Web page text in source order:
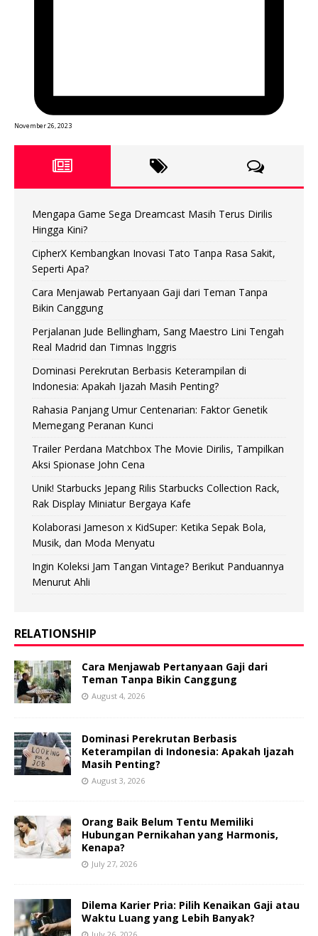
November 26, 2023
Mengapa Game Sega Dreamcast Masih Terus Dirilis
Hingga Kini?
CipherX Kembangkan Inovasi Tato Tanpa Rasa Sakit,
Seperti Apa?
Cara Menjawab Pertanyaan Gaji dari Teman Tanpa
Bikin Canggung
Perjalanan Jude Bellingham, Sang Maestro Lini Tengah
Real Madrid dan Timnas Inggris
Dominasi Perekrutan Berbasis Keterampilan di
Indonesia: Apakah Ijazah Masih Penting?
Rahasia Panjang Umur Centenarian: Faktor Genetik
Memegang Peranan Kunci
Trailer Perdana Matchbox The Movie Dirilis, Tampilkan
Aksi Spionase John Cena
Unik! Starbucks Jepang Rilis Starbucks Collection Rack,
Rak Display Miniatur Bergaya Kafe
Kolaborasi Jameson x KidSuper: Ketika Sepak Bola,
Musik, dan Moda Menyatu
Ingin Koleksi Jam Tangan Vintage? Berikut Panduannya
Menurut Ahli
RELATIONSHIP
Cara Menjawab Pertanyaan Gaji dari
Teman Tanpa Bikin Canggung
August 4, 2026
Dominasi Perekrutan Berbasis
Keterampilan di Indonesia: Apakah Ijazah
Masih Penting?
August 3, 2026
Orang Baik Belum Tentu Memiliki
Hubungan Pernikahan yang Harmonis,
Kenapa?
July 27, 2026
Dilema Karier Pria: Pilih Kenaikan Gaji atau
Waktu Luang yang Lebih Banyak?